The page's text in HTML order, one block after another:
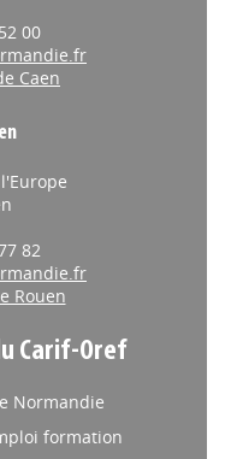
00
Caen
82
Rouen
Carif-Oref
Normandie
formation